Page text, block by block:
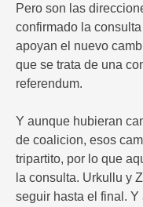
Pero son las
confirmado la
apoyan el nuevo
que se trata de una
referendum.
Y aunque hubieran
de coalicion, esos
tripartito, por lo que
la consulta. Urkullu y
seguir hasta el final.